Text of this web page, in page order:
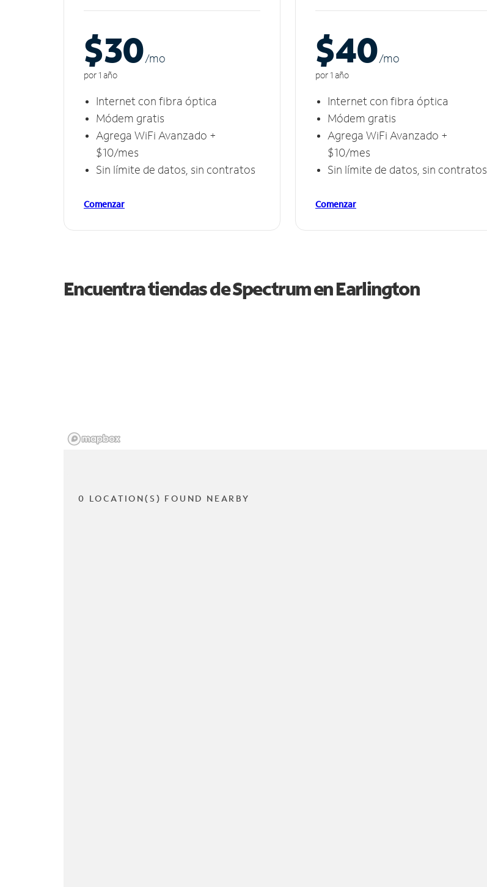
$30/mo
por 1 año
Internet con fibra óptica
Módem gratis
Agrega WiFi Avanzado +
$10/mes
Sin límite de datos, sin contratos
Comenzar
$40/mo
por 1 año
Internet con fibra óptica
Módem gratis
Agrega WiFi Avanzado +
$10/mes
Sin límite de datos, sin contratos
Comenzar
Encuentra tiendas de Spectrum enEarlington
0 LOCATION(S) FOUND NEARBY